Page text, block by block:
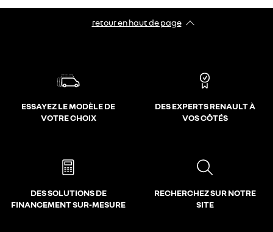
retour en haut de page​
ESSAYEZ LE MODÈLE DE
VOTRE CHOIX
DES EXPERTS RENAULT À
VOS CÔTÉS
DES SOLUTIONS DE
FINANCEMENT SUR-MESURE
RECHERCHEZ SUR NOTRE
SITE